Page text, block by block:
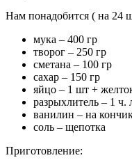
Нам понадобится ( на 24
мука – 400 гр
творог – 250 гр
сметана – 100 гр
сахар – 150 гр
яйцо – 1 шт +
разрыхлитель – 1 ч.
ванилин – на
соль – щепотка
Приготовление: